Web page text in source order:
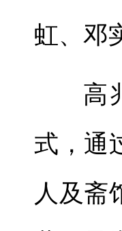
虹、邓
高
式，通
人及斋